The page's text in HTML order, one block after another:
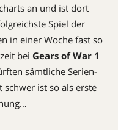
an und ist dort
Spiel der
in einer Woche fast so
bei Gears of War 1
sämtliche Serien-
schwer ist so als erste